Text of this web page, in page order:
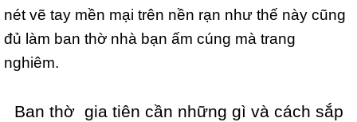
nét vẽ tay mền mại trên nền rạn như thế này cũng
đủ làm ban thờ nhà bạn ấm cúng mà trang
nghiêm.
Ban thờ gia tiên cần những gì và cách sắp